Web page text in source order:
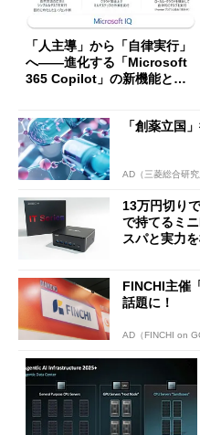
「人主導」から「自律実行」
へ――進化する「Microsoft
365 Copilot」の新機能とエ
「創薬立国
AD（三菱総合研究
13万円切り
で持てるミ
スパと実力
FINCHI主催
話題に！
AD（FINCHI on